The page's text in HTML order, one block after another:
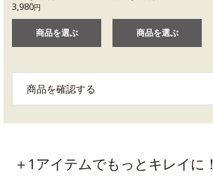
3,980円
商品を選ぶ 商品を選ぶ
商品を確認する
＋1アイテムでもっとキレイに！